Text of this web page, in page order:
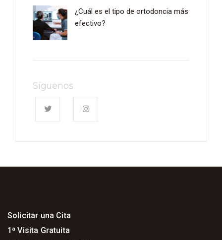
¿Cuál es el tipo de ortodoncia más
efectivo?
Síguenos
Solicitar una Cita
1ª Visita Gratuita